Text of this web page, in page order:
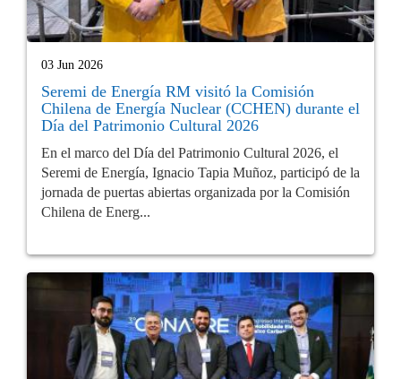
03 Jun 2026
Seremi de Energía RM visitó la Comisión
Chilena de Energía Nuclear (CCHEN) durante el
Día del Patrimonio Cultural 2026
En el marco del Día del Patrimonio Cultural 2026, el
Seremi de Energía, Ignacio Tapia Muñoz, participó de la
jornada de puertas abiertas organizada por la Comisión
Chilena de Energ...